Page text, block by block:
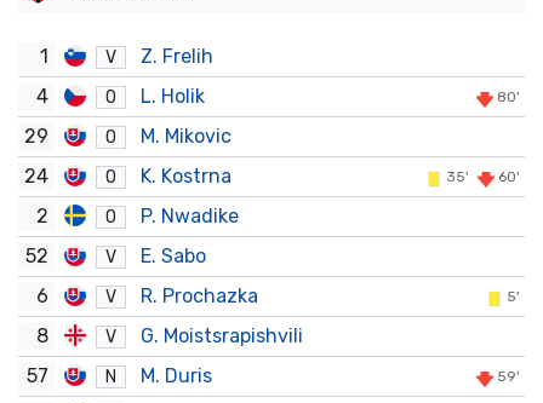
1 V
Z. Frelih
4
O L. Holik 80'
29 O
M. Mikovic
24
O K. Kostrna 35' 60'
2 O
P. Nwadike
52
V
E. Sabo
6
V R. Prochazka 5'
8 V
G. Moistsrapishvili
57
N M. Duris 59'